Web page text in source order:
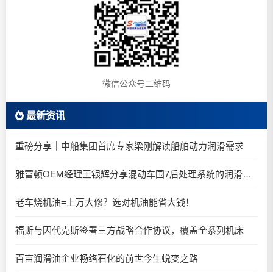
微信公众号二维码
最新资讯
重磅分享｜中船集团首席专家梁刚解读船舶动力润滑需求
雅富顿OEM经理王银辉分享混动车国7后处理系统的润滑油要求
老车烧机油=上万大修？选对机油能省大钱！
福斯与因代克斯签署三方战略合作协议，覆盖全系列机床
百亩润滑油企业畅络石化的前世今生蜕变之路